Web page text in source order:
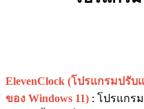
ElevenClock (โปรแกรมปรั
ของ Windows 11) : โปรแกร